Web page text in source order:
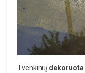
Tvenkinių dekoruota